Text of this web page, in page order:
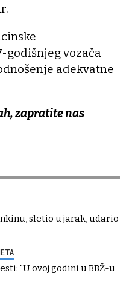
sletio u jarak, udario
"U ovoj godini u BBŽ-u
vozača
adekvatne
zapratite nas